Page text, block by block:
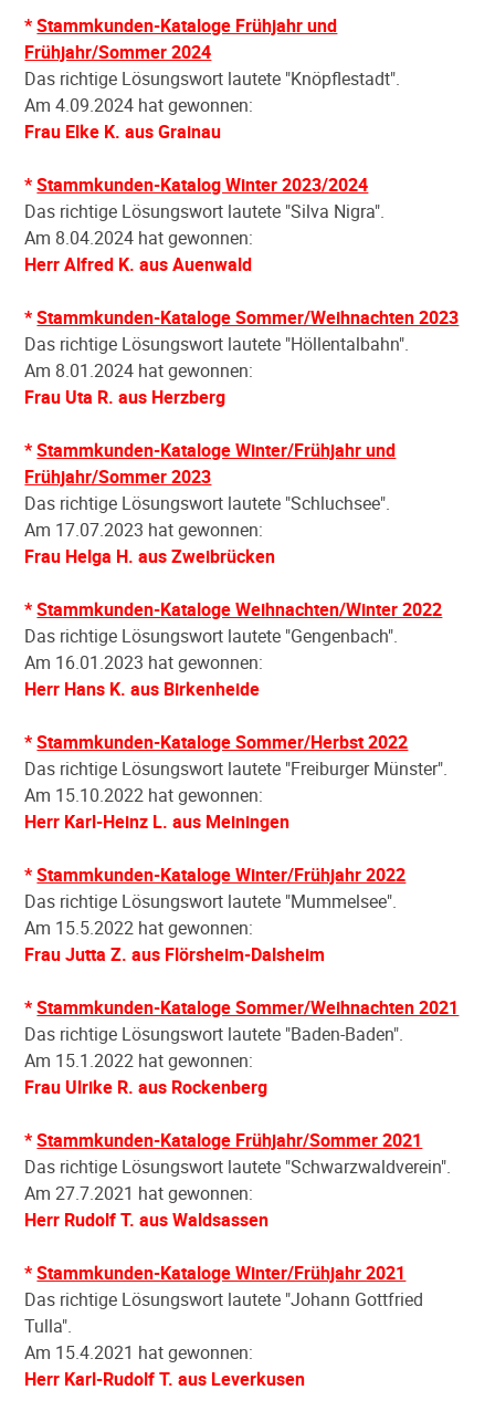
*Stammkunden-Kataloge Frühjahr und
Frühjahr/Sommer 2024
Das richtige Lösungswort lautete "Knöpflestadt".
Am 4.09.2024 hat gewonnen:
Frau Elke K. aus Grainau
*Stammkunden-Katalog Winter 2023/2024
Das richtige Lösungswort lautete "Silva Nigra".
Am 8.04.2024 hat gewonnen:
Herr Alfred K. aus Auenwald
*Stammkunden-Kataloge Sommer/Weihnachten 2023
Das richtige Lösungswort lautete "Höllentalbahn".
Am 8.01.2024 hat gewonnen:
Frau Uta R. aus Herzberg
*Stammkunden-Kataloge Winter/Frühjahr und
Frühjahr/Sommer 2023
Das richtige Lösungswort lautete "Schluchsee".
Am 17.07.2023 hat gewonnen:
Frau Helga H. aus Zweibrücken
*Stammkunden-Kataloge Weihnachten/Winter 2022
Das richtige Lösungswort lautete "Gengenbach".
Am 16.01.2023 hat gewonnen:
Herr Hans K. aus Birkenheide
*Stammkunden-Kataloge Sommer/Herbst 2022
Das richtige Lösungswort lautete "Freiburger Münster".
Am 15.10.2022 hat gewonnen:
Herr Karl-Heinz L. aus Meiningen
*Stammkunden-Kataloge Winter/Frühjahr 2022
Das richtige Lösungswort lautete "Mummelsee".
Am 15.5.2022 hat gewonnen:
Frau Jutta Z. aus Flörsheim-Dalsheim
*Stammkunden-Kataloge Sommer/Weihnachten 2021
Das richtige Lösungswort lautete "Baden-Baden".
Am 15.1.2022 hat gewonnen:
Frau Ulrike R. aus Rockenberg
*Stammkunden-Kataloge Frühjahr/Sommer 2021
Das richtige Lösungswort lautete "Schwarzwaldverein".
Am 27.7.2021 hat gewonnen:
Herr Rudolf T. aus Waldsassen
*Stammkunden-Kataloge Winter/Frühjahr 2021
Das richtige Lösungswort lautete "Johann Gottfried
Tulla".
Am 15.4.2021 hat gewonnen:
Herr Karl-Rudolf T. aus Leverkusen